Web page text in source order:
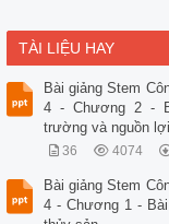
TÀI LIỆU HAY
Bài giảng Stem
4 - Chương 2 -
trường và nguồn
36 4074
Bài giảng Stem
4 - Chương 1 -